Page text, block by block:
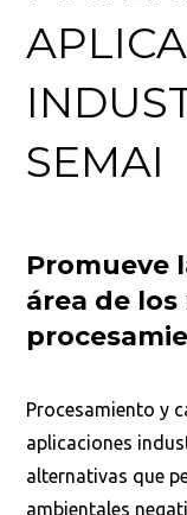
SEMAI
Promueve
área de
Procesamiento y
aplicaciones
alternativas que
ambientales